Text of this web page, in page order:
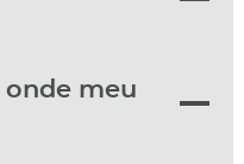
onde meu